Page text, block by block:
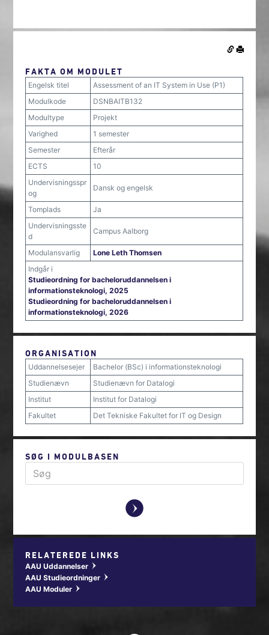
FAKTA OM MODULET
Engelsk titel
Assessment of an IT System in Use (P1)
Modulkode
DSNBAITB132
Modultype
Projekt
Varighed
1 semester
Semester
Efterår
ECTS
10
Undervisningsspr
og
Dansk og engelsk
Tomplads
Ja
Undervisningsste
d
Campus Aalborg
Modulansvarlig
Lone Leth Thomsen
Indgår i
Studieordning for bacheloruddannelsen i
informationsteknologi, 2025
Studieordning for bacheloruddannelsen i
informationsteknologi, 2026
ORGANISATION
Uddannelsesejer
Bachelor (BSc) i informationsteknologi
Studienævn
Studienævn for Datalogi
Institut
Institut for Datalogi
Fakultet
Det Tekniske Fakultet for IT og Design
SØG I MODULBASEN
y
RELATEREDE LINKS
AAU Uddannelser w
AAU Studieordninger w
AAU Moduler w